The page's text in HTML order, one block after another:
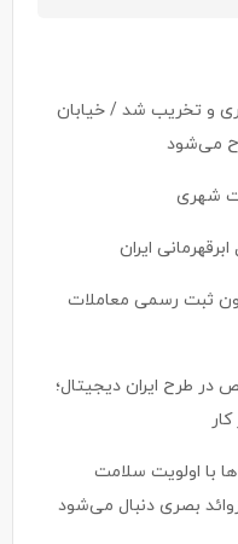
و تخریب شد / خیابان
شهری
ایران
ثبت رسمی معاملات
هزار متخصص در طرح ایران دیجیتال؛
با اولویت سلامت
بصری دنبال می‌شود